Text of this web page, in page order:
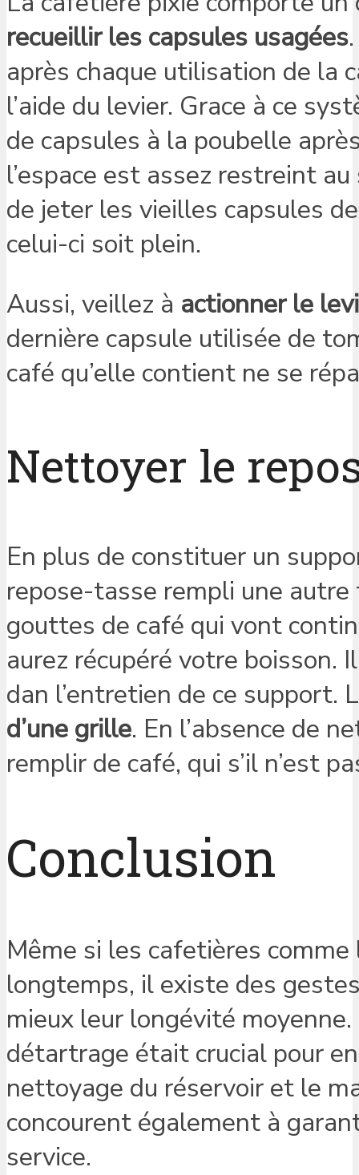
recueillir les capsules usagées
après chaque utilisation de la
l’aide du levier. Grace à ce
de capsules à la poubelle
l’espace est assez restreint
de jeter les vieilles capsules
celui-ci soit plein.
Aussi, veillez à actionner le
dernière capsule utilisée de
café qu’elle contient ne se
Nettoyer le
En plus de constituer un
repose-tasse rempli une
gouttes de café qui vont
aurez récupéré votre boisson.
dan l’entretien de ce
d’une grille. En l’absence de
remplir de café, qui s’il n’est
Conclusion
Même si les cafetières
longtemps, il existe des
mieux leur longévité
détartrage était crucial pour
nettoyage du réservoir et le
concourent également à
service.